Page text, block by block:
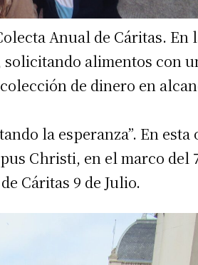
Anual de Cáritas. En
alimentos con
de dinero en
la esperanza”. En
Christi, en el marco del
Cáritas 9 de Julio.